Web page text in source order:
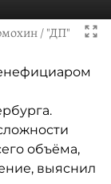
/ "ДП"
объёма,
выяснил